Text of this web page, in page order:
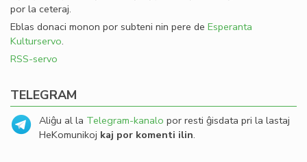
por la ceteraj.
Eblas donaci monon por subteni nin pere de Esperanta
Kulturservo.
RSS-servo
TELEGRAM
Aliĝu al la Telegram-kanalo por resti ĝisdata pri la lastaj
HeKomunikoj kaj por komenti ilin.